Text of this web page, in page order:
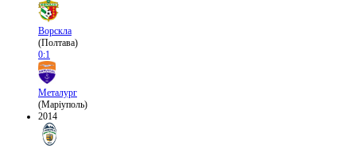
Ворскла
(Полтава)
0:1
Металург
(Маріуполь)
2014